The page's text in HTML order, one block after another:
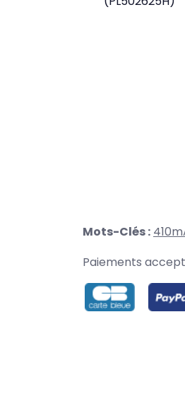
Mots-Clés :
Paiements